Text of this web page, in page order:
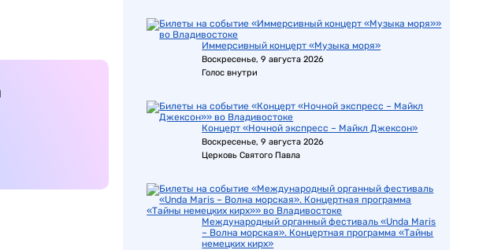
Иммерсивный концерт «Музыка моря»
Воскресенье, 9 августа 2026
Голос внутри
Концерт «Ночной экспресс – Майкл Джексон»
Воскресенье, 9 августа 2026
Церковь Святого Павла
Международный органный фестиваль «Unda Maris
– Волна морская». Концертная программа «Тайны
немецких кирх»